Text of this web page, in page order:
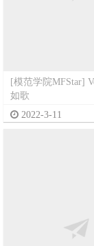
[模范学院MFStar]
如歌
2022-3-11